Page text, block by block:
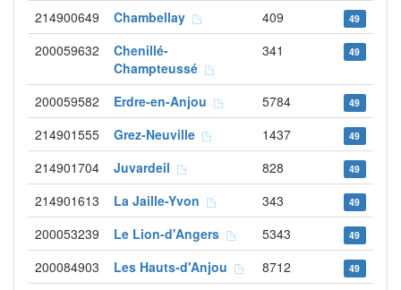
214900649 Chambellay 409 49
200059632
Chenillé-
Champteussé
341 49
200059582 Erdre-en-Anjou 5784 49
214901555 Grez-Neuville 1437 49
214901704 Juvardeil 828 49
214901613 La Jaille-Yvon 343 49
200053239 Le Lion-d'Angers 5343 49
200084903 Les Hauts-d'Anjou 8712 49